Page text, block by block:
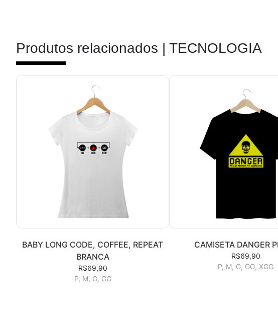
Produtos relacionados | TECNOLOGIA
BABY LONG CODE, COFFEE, REPEAT
BRANCA
R$69,90
P, M, G, GG
CAMISETA DANGER
R$69,90
P, M, G, GG, XGG